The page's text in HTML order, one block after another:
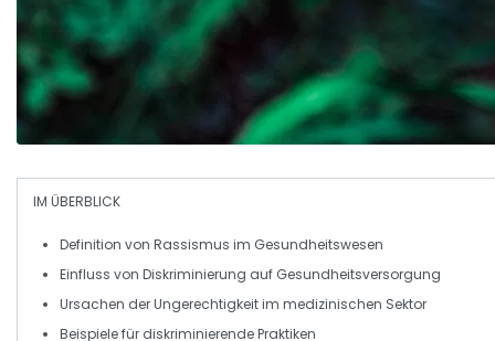
IM ÜBERBLICK
Definition von Rassismus im Gesundheitswesen
Einfluss von Diskriminierung auf Gesundheitsversorgung
Ursachen der Ungerechtigkeit im medizinischen Sektor
Beispiele für diskriminierende Praktiken